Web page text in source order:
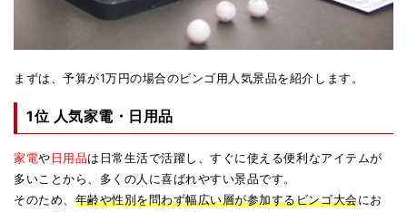
まずは、予算が1万円の場合のビンゴ用人気景品を紹介します。
1位 人気家電・日用品
家電や日用品は日常生活で活躍し、すぐに使える便利なアイテムが
多いことから、多くの人に喜ばれやすい景品です。
そのため、 年齢や性別を問わず幅広い層が参加するビンゴ大会にお